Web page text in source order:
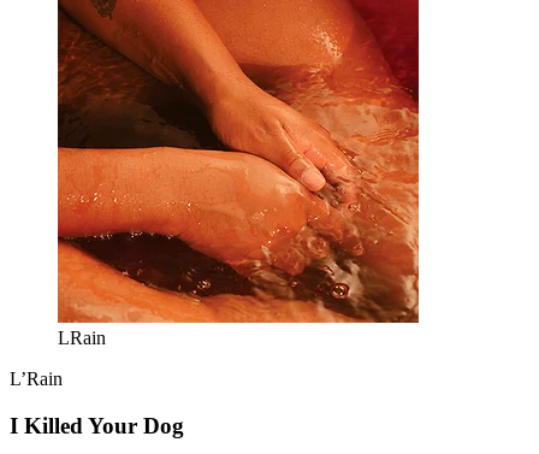
LRain
L’Rain
I Killed Your Dog